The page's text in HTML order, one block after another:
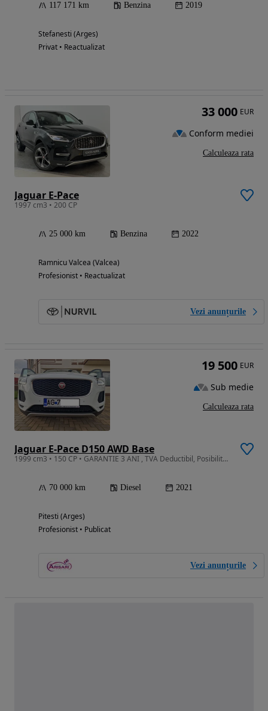
117 171 km Benzina 2019
Stefanesti (Arges)
Privat • Reactualizat
Jaguar E-Pace
1997 cm3 • 200 CP
25 000 km Benzina 2022
Ramnicu Valcea (Valcea)
Profesionist • Reactualizat
Vezi anunțurile
33 000 EUR
Conform mediei
Calculeaza rata
Jaguar E-Pace D150 AWD Base
1999 cm3 • 150 CP • GARANTIE 3 ANI , TVA Deductibil, Posibilitate Cash, Leasing, Credit
70 000 km Diesel 2021
Pitesti (Arges)
Profesionist • Publicat
Vezi anunțurile
19 500 EUR
Sub medie
Calculeaza rata